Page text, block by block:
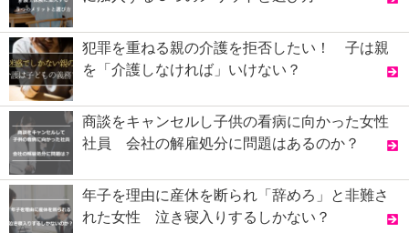
犯罪を重ねる親の介護を拒否したい！ 子は親
を「介護しなければ」いけない？
商談をキャンセルし子供の看病に向かった女性
社員 会社の解雇処分に問題はあるのか？
年子を理由に産休を断られ「辞めろ」と非難さ
れた女性 泣き寝入りするしかない？